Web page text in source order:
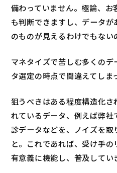
備わっていません。極論、お
も判断できますし、データ
のものが見えるわけでもない
マネタイズで苦しむ多くの
タ選定の時点で間違えてしま
狙うべきはある程度構造化
れているデータ、例えば弊
診データなどを、ノイズを取
と。これであれば、受け手
有意義に機能し、普及してい